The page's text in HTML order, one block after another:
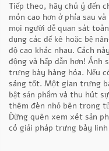
Tiếp theo, hãy chú ý đến
món cao hơn ở phía sau
mọi người dễ quan sát
dụng các đế kê hoặc bệ
độ cao khác nhau. Cách
động và hấp dẫn hơn!
trưng bày hàng hóa. Nếu
sáng tốt. Một gian trưng
bật sản phẩm và thu hút
thêm đèn nhỏ bên trong
Đừng quên xem xét sản
có giải pháp trưng bày